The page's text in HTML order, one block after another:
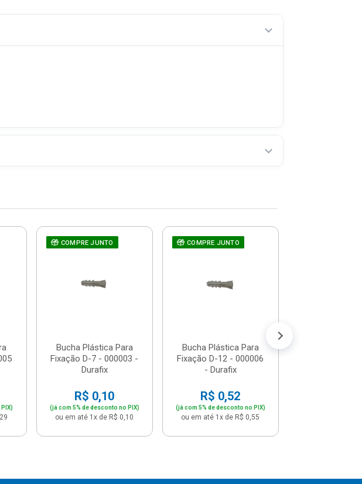
COMPRE JUNTO
Bucha Plástica Para
Fixação D-7 - 000003 -
Durafix
R$ 0,10
(já com 5% de desconto no PIX)
ou em até 1x de R$ 0,10
COMPRE JUNTO
Bucha Plástica Para
Fixação D-12 - 000006
- Durafix
R$ 0,52
(já com 5% de desconto no PIX)
ou em até 1x de R$ 0,55